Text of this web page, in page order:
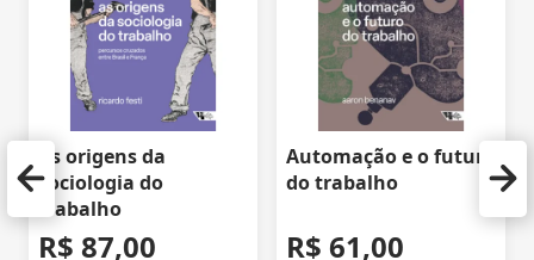
As origens da
sociologia do
trabalho
R$ 87,00
Automação e o futuro
do trabalho
R$ 61,00